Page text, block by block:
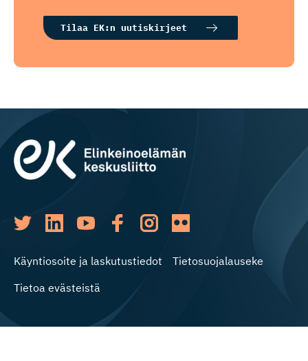
Tilaa EK:n uutiskirjeet
Käyntiosoite ja laskutustiedot
Tietosuojalauseke
Tietoa evästeistä